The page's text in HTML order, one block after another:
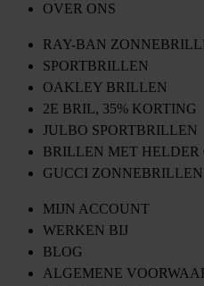
OVER ONS
RAY-BAN
SPORTBRILLEN
OAKLEY BRILLEN
2E BRIL, 35% KORTING
JULBO SPORTBRILLEN
BRILLEN MET HELDER
GUCCI ZONNEBRILLEN
MIJN ACCOUNT
WERKEN BIJ
BLOG
ALGEMENE